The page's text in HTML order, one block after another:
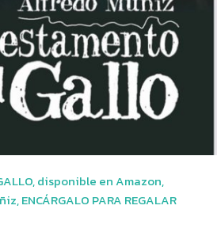
disponible en Amazon,
ENCÁRGALO PARA REGALAR